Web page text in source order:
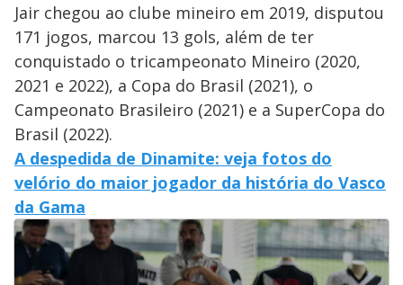
Jair chegou ao clube mineiro em 2019, disputou
171 jogos, marcou 13 gols, além de ter
conquistado o tricampeonato Mineiro (2020,
2021 e 2022), a Copa do Brasil (2021), o
Campeonato Brasileiro (2021) e a SuperCopa do
Brasil (2022).
A despedida de Dinamite: veja fotos do
velório do maior jogador da história do Vasco
da Gama